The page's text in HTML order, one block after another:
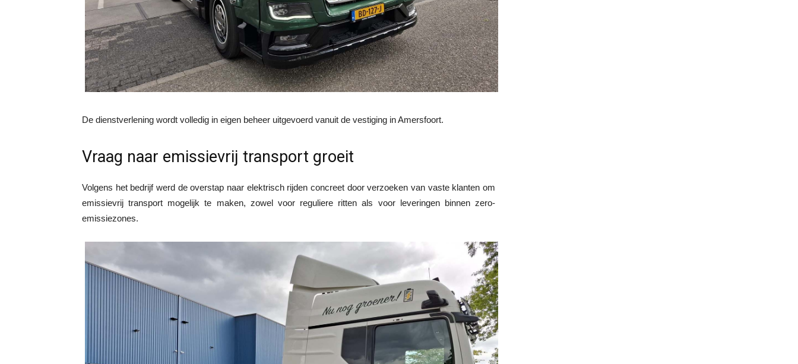
De dienstverlening wordt volledig in eigen beheer uitgevoerd vanuit de vestiging in Amersfoort.
Vraag naar emissievrij transport groeit
Volgens het bedrijf werd de overstap naar elektrisch rijden concreet door verzoeken van vaste klanten om
emissievrij transport mogelijk te maken, zowel voor reguliere ritten als voor leveringen binnen zero-
emissiezones.